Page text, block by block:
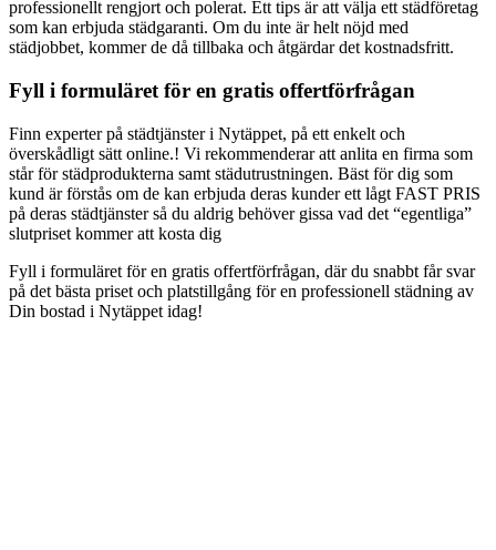
professionellt rengjort och polerat. Ett tips är att välja ett städföretag
som kan erbjuda städgaranti. Om du inte är helt nöjd med
städjobbet, kommer de då tillbaka och åtgärdar det kostnadsfritt.
Fyll i formuläret för en gratis offertförfrågan
Finn experter på städtjänster i Nytäppet, på ett enkelt och
överskådligt sätt online.! Vi rekommenderar att anlita en firma som
står för städprodukterna samt städutrustningen. Bäst för dig som
kund är förstås om de kan erbjuda deras kunder ett lågt FAST PRIS
på deras städtjänster så du aldrig behöver gissa vad det “egentliga”
slutpriset kommer att kosta dig
Fyll i formuläret för en gratis offertförfrågan, där du snabbt får svar
på det bästa priset och platstillgång för en professionell städning av
Din bostad i Nytäppet idag!